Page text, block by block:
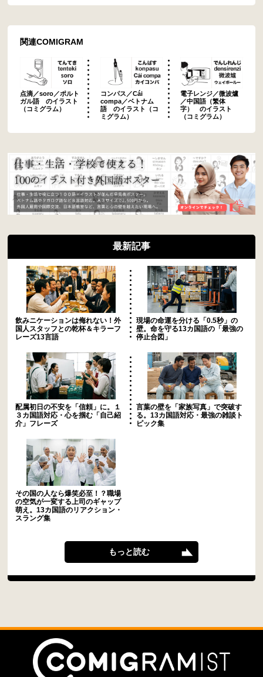
関連COMIGRAM
点滴／soro／ポルト
ガル語 のイラスト
（コミグラム）
コンパス／Cái
compa／ベトナム
語 のイラスト（コ
ミグラム）
電子レンジ／微波爐
／中国語（繁体
字） のイラスト
（コミグラム）
最新記事
飲みニケーションは侮れない！外
国人スタッフとの乾杯＆キラーフ
レーズ13言語
現場の命運を分ける「0.5秒」の
壁。命を守る13カ国語の「最強の
停止合図」
配属初日の不安を「信頼」に。１
３カ国語対応・心を掴む「自己紹
介」フレーズ
言葉の壁を「家族写真」で突破す
る。13カ国語対応・最強の雑談ト
ピック集
その国の人なら爆笑必至！？職場
の空気が一変する上司のギャップ
萌え。13カ国語のリアクション・
スラング集
もっと読む